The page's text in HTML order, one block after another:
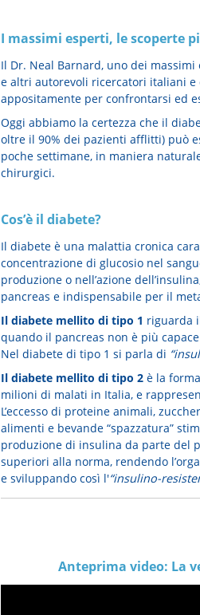
I massimi esperti, le scoperte
Il Dr. Neal Barnard, uno dei
e altri autorevoli ricercatori italiani e
appositamente per confrontarsi ed
Oggi abbiamo la certezza che il
oltre il 90% dei pazienti afflitti) può
poche settimane, in maniera
chirurgici.
Cos’è il diabete?
Il diabete è una malattia cronica
concentrazione di glucosio nel
produzione o nell’azione
pancreas e indispensabile per il
Il diabete mellito di tipo 1 riguarda
quando il pancreas non è più
Nel diabete di tipo 1 si parla di
Il diabete mellito di tipo 2è la
milioni di malati in Italia, e
L’eccesso di proteine animali,
alimenti e bevande “spazzatura”
produzione di insulina da parte del
superiori alla norma, rendendo
e sviluppando così l'“insulino-
Anteprima video: La